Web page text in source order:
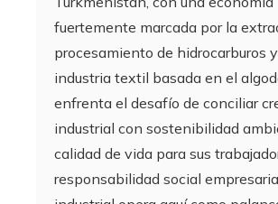
fuertemente marcada por la
procesamiento de hidrocarburos
industria textil basada en el
enfrenta el desafío de conciliar
industrial con sostenibilidad
calidad de vida para sus
responsabilidad social